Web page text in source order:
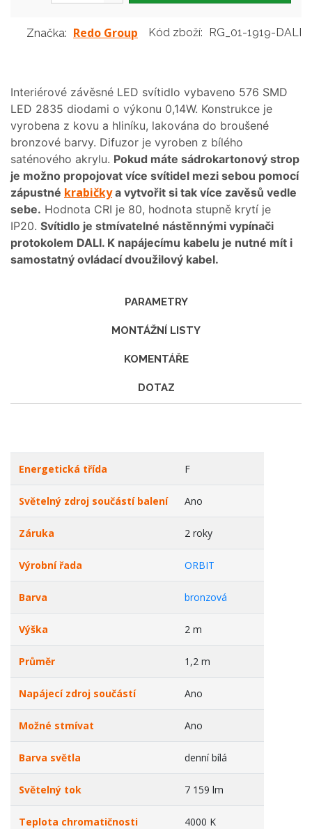
Značka: Redo Group Kód zboží: RG_01-1919-DALI
Interiérové závěsné LED svítidlo vybaveno 576 SMD
LED 2835 diodami o výkonu 0,14W. Konstrukce je
vyrobena z kovu a hliníku, lakována do broušené
bronzové barvy. Difuzor je vyroben z bílého
saténového akrylu. Pokud máte sádrokartonový strop
je možno propojovat více svítidel mezi sebou pomocí
zápustné krabičkya vytvořit si tak více zavěsů vedle
sebe. Hodnota CRI je 80, hodnota stupně krytí je
IP20. Svítidlo je stmívatelné nástěnnými vypínači
protokolem DALI. K napájecímu kabelu je nutné mít i
samostatný ovládací dvoužilový kabel.
PARAMETRY
MONTÁŽNÍ LISTY
KOMENTÁŘE
DOTAZ
Energetická třída F
Světelný zdroj součástí balení Ano
Záruka 2 roky
Výrobní řada ORBIT
Barva bronzová
Výška 2 m
Průměr 1,2 m
Napájecí zdroj součástí Ano
Možné stmívat Ano
Barva světla denní bílá
Světelný tok 7 159 lm
Teplota chromatičnosti 4000 K